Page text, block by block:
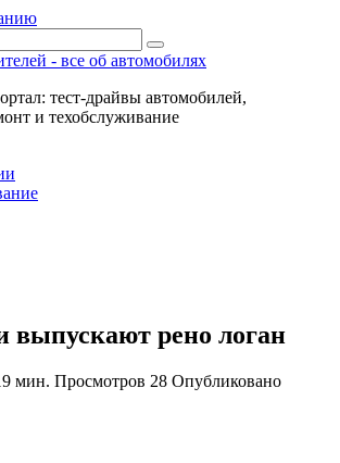
- все об автомобилях
тест-драйвы автомобилей,
и техобслуживание
выпускают рено логан
мин. Просмотров 28 Опубликовано